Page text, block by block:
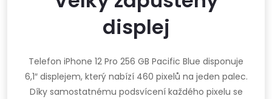
displej
Telefon iPhone 12 Pro 256 GB Pacific Blue disponuje
6,1″ displejem, který nabízí 460 pixelů na jeden palec.
Díky samostatnému podsvícení každého pixelu se